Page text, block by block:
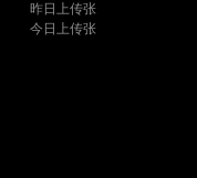
昨日上传张
今日上传张